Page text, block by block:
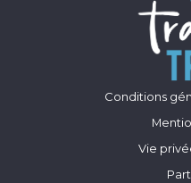
Conditions
Vie